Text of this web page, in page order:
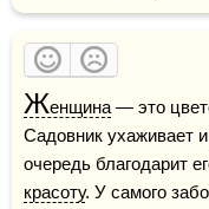
Женщина — это
Садовник ухаживает
красоту. У самого